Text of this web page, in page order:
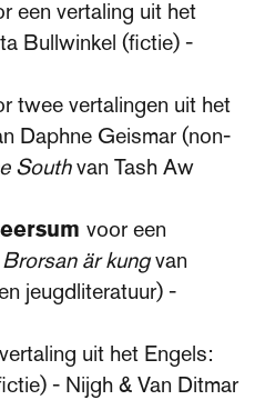
een vertaling uit het
Bullwinkel (fictie) -
twee vertalingen uit het
Daphne Geismar (non-
Southvan Tash Aw
voor een
Brorsan är kungvan
jeugdliteratuur) -
uit het Engels:
- Nijgh & Van Ditmar